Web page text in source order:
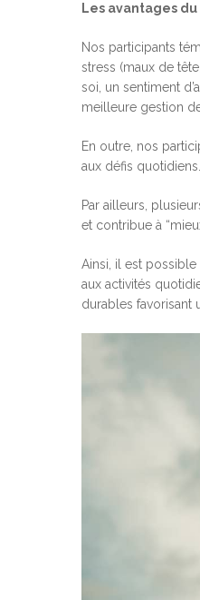
Les avantages
Nos participants
stress (maux de
soi, un sentiment
meilleure gestion
En outre, nos
aux défis quotidiens.
Par ailleurs,
et contribue à
Ainsi, il est
aux activités
durables favorisant